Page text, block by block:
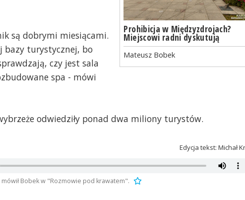
Prohibicja w Międzyzdrojach?
Miejscowi radni dyskutują
Mateusz Bobek
są dobrymi miesiącami.
bazy turystycznej, bo
czy jest sala
spa - mówi
odwiedziły ponad dwa miliony turystów.
Edycja tekst: Michał
Bobek w "Rozmowie pod krawatem".